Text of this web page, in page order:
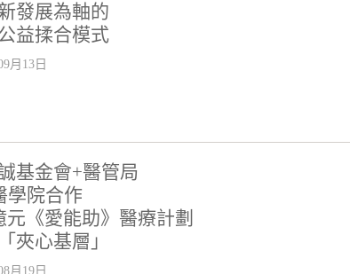
發展為軸的
益揉合模式
月13日
基金會+醫管局
學院合作
元《愛能助》醫療計劃
夾心基層」
月19日